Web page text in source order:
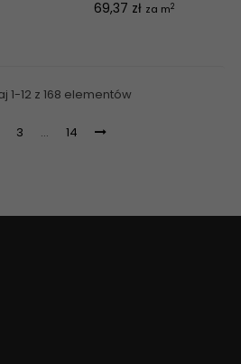
Cena
69,37 zł za m2
1-12 z 168 elementów
3 … 14